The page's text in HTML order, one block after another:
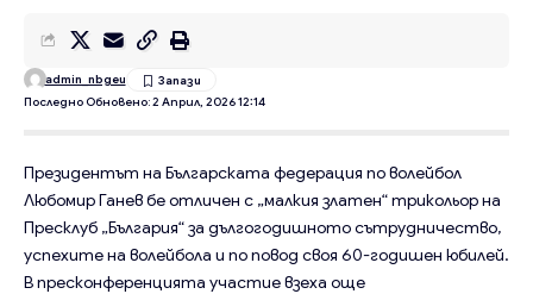
Последно Обновено: 2 Април, 2026 12:14
admin_nbgeu
Президентът на Българската федерация по волейбол
Любомир Ганев бе отличен с „малкия златен“ трикольор на
Пресклуб „България“ за дългогодишното сътрудничество,
успехите на волейбола и по повод своя 60-годишен юбилей.
В пресконференцията участие взеха още